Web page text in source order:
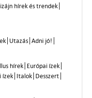
hírek és trendek
Utazás Adni jó!
hírek Európai ízek
ízek Italok Desszert